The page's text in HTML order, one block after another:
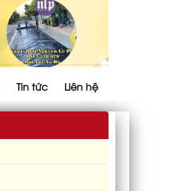
Tin tức Liên hệ